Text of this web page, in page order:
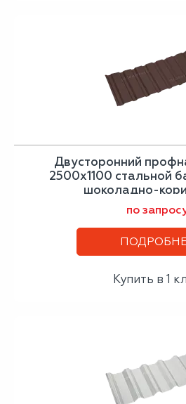
Двусторонний
2500х1100 стальной
шоколадно-
по
Купить в 1